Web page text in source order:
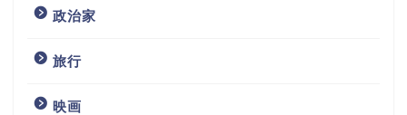
政治家
旅行
映画